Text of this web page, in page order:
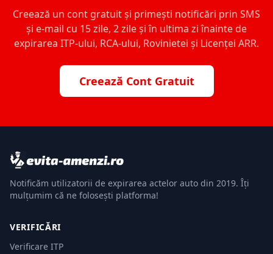
Creează un cont gratuit și primești notificări prin SMS
și e-mail cu 15 zile, 2 zile și în ultima zi înainte de
expirarea ITP-ului, RCA-ului, Rovinietei și Licenței ARR.
Creează Cont Gratuit
Notificăm utilizatorii de expirarea actelor auto din 2019. Îți
mulțumim că ne folosești platforma!
VERIFICĂRI
Verificare ITP